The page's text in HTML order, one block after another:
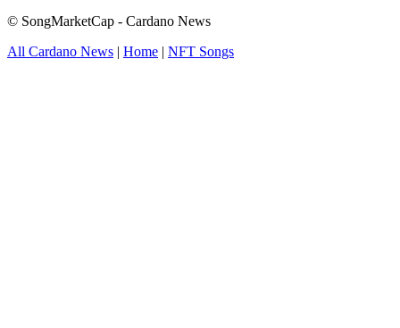
© SongMarketCap - Cardano News
All Cardano News | Home | NFT Songs